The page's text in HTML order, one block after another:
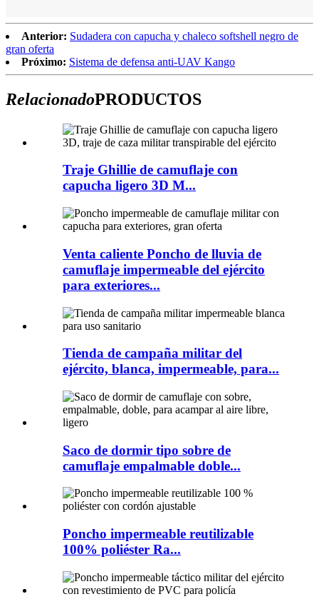
Anterior: Sudadera con capucha y chaleco softshell negro de
gran oferta
Próximo: Sistema de defensa anti-UAV Kango
RelacionadoPRODUCTOS
Traje Ghillie de camuflaje con
capucha ligero 3D M...
Venta caliente Poncho de lluvia de
camuflaje impermeable del ejército
para exteriores...
Tienda de campaña militar del
ejército, blanca, impermeable, para...
Saco de dormir tipo sobre de
camuflaje empalmable doble...
Poncho impermeable reutilizable
100% poliéster Ra...